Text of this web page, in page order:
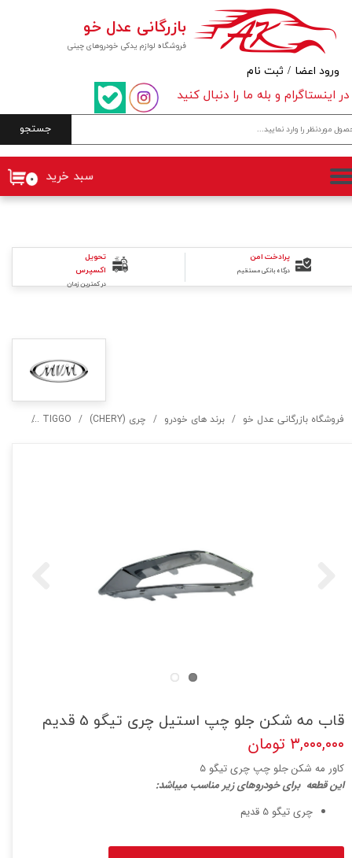
فروشگاه لوازم یدکی خودروهای چینی
بازرگانی عدل خو
جستجو
۰ سبد خرید
در اینستاگرام و بله ما را دنبال کنید
ورود اعضا / ثبت نام
حساب کاربری من
تغییر گذر واژه
سفارشات
خروج از حساب کاربری
فروشگاه بازرگانی عدل خو برند های خودرو چری (CHERY) TIGGO
قاب مه شکن جلو چپ استیل چری تیگو 5 قدیم
۳,۰۰۰,۰۰۰ تومان
کاور مه شکن جلو چپ چری تیگو 5
این قطعه برای خودروهای زیر مناسب میباشد:
چری تیگو 5 قدیم
تحویل
اکسپرس
در کمترین زمان
پرادخت امن
درگاه بانکی مستقیم